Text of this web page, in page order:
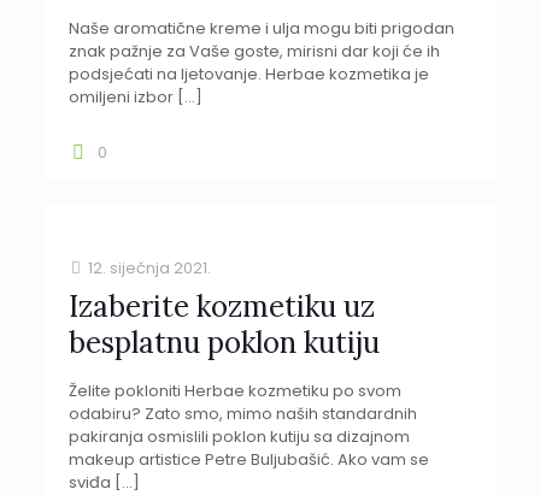
Naše aromatične kreme i ulja mogu biti prigodan
znak pažnje za Vaše goste, mirisni dar koji će ih
podsjećati na ljetovanje. Herbae kozmetika je
omiljeni izbor[…]
0
12. siječnja 2021.
Izaberite kozmetiku uz
besplatnu poklon kutiju
Želite pokloniti Herbae kozmetiku po svom
odabiru? Zato smo, mimo naših standardnih
pakiranja osmislili poklon kutiju sa dizajnom
makeup artistice Petre Buljubašić. Ako vam se
sviđa […]